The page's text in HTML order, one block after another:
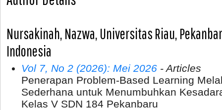
Nursakinah, Nazwa, Universitas Riau,
Indonesia
Vol 7, No 2 (2026): Mei 2026 - Articles
Penerapan Problem-Based Learning
Sederhana untuk Menumbuhkan
Kelas V SDN 184 Pekanbaru